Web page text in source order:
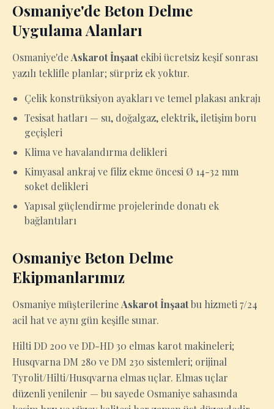
Osmaniye'de Beton Delme
Uygulama Alanları
Osmaniye'deAskarot İnşaatekibi ücretsiz keşif sonrası
yazılı teklifle planlar; sürpriz ek yoktur.
Çelik konstrüksiyon ayakları ve temel plakası ankrajı
Tesisat hatları — su, doğalgaz, elektrik, iletişim boru
geçişleri
Klima ve havalandırma delikleri
Kimyasal ankraj ve filiz ekme öncesi Ø 14-32 mm
soket delikleri
Yapısal güçlendirme projelerinde donatı ek
bağlantıları
Osmaniye Beton Delme
Ekipmanlarımız
Osmaniye müşterilerineAskarot İnşaatbu hizmeti 7/24
acil hat ve aynı gün keşifle sunar.
Hilti DD 200 ve DD-HD 30 elmas karot makineleri;
Husqvarna DM 280 ve DM 230 sistemleri; orijinal
Tyrolit/Hilti/Husqvarna elmas uçlar. Elmas uçlar
düzenli yenilenir — bu sayede Osmaniye sahasında